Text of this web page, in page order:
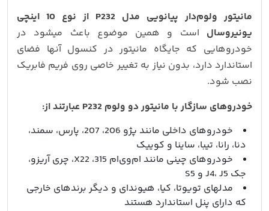
مانیتور ولوم‌دار پیانویی مدل P232 از نوع 10 اینچی
یونیروسال است و همین موضوع باعث میشود در
خودروهایی که جایگاه مانیتور در کنسول آنها فضای
استاندارد دارد، بدون نیاز به تغییر خاصی روی فریم فابریک
نصب شود.
خودروهای سازگار با مانیتور دو ولوم P232 عبارتند از:
خودروهای داخلی مانند پژو 206، 207، پارس، سمند،
دنا، رانا، تیبا، ساینا و کوییک
خودروهای چینی مانند ام‌وی‌ام 315، X22، چری آریزو،
جک J4، J5 و S5
مدلهای تویوتا، کیا، هیوندای و دیگر برندهای خارجی
که دارای پنل استاندارد هستند